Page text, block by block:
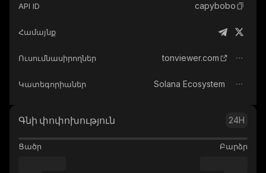
API ID capybobo
Համայնք
Ուսումնասիրողներ tonviewer.com
Կատեգորիաներ Solana Ecosystem
Գնի փոփոխություն 24H
Ցածր Բարձր